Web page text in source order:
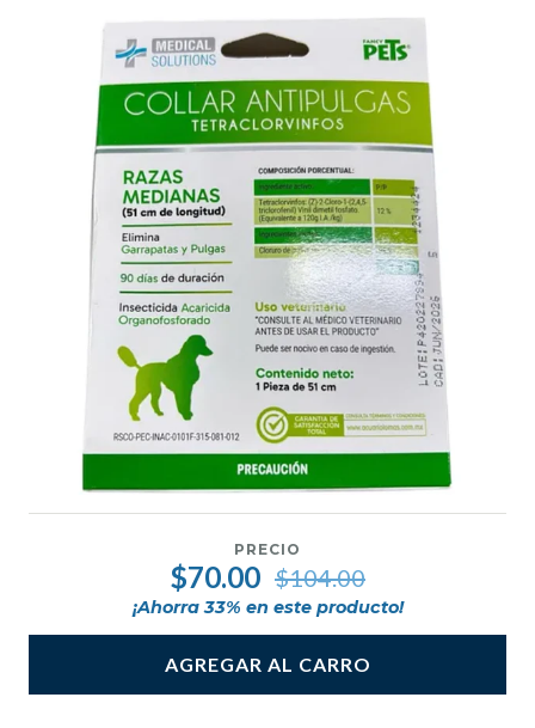
PRECIO
$70.00 $104.00
¡Ahorra33% en este producto!
AGREGAR AL CARRO